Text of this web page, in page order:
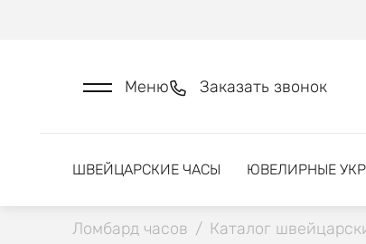
Меню Заказать звонок
ШВЕЙЦАРСКИЕ ЧАСЫ ЮВЕЛИРНЫЕ
Ломбард часов / Каталог